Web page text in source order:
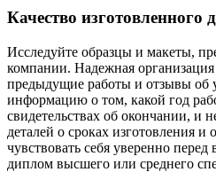
Качество изготовленного
Исследуйте образцы и макеты,
компании. Надежная организация
предыдущие работы и отзывы об
информацию о том, какой год
свидетельствах об окончании, и
деталей о сроках изготовления
чувствовать себя уверенно
диплом высшего или среднего